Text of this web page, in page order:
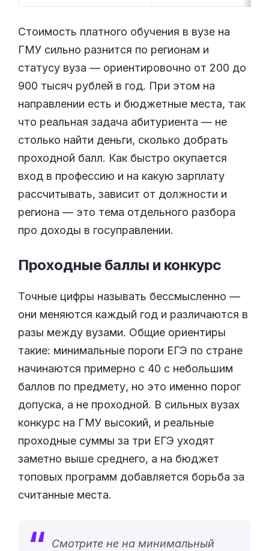
Стоимость платного обучения в вузе на
ГМУ сильно разнится по регионам и
статусу вуза — ориентировочно от 200 до
900 тысяч рублей в год. При этом на
направлении есть и бюджетные места, так
что реальная задача абитуриента — не
столько найти деньги, сколько добрать
проходной балл. Как быстро окупается
вход в профессию и на какую зарплату
рассчитывать, зависит от должности и
региона — это тема отдельного разбора
про доходы в госуправлении.
Проходные баллы и конкурс
Точные цифры называть бессмысленно —
они меняются каждый год и различаются в
разы между вузами. Общие ориентиры
такие: минимальные пороги ЕГЭ по стране
начинаются примерно с 40 с небольшим
баллов по предмету, но это именно порог
допуска, а не проходной. В сильных вузах
конкурс на ГМУ высокий, и реальные
проходные суммы за три ЕГЭ уходят
заметно выше среднего, а на бюджет
топовых программ добавляется борьба за
считанные места.
Смотрите не на минимальный